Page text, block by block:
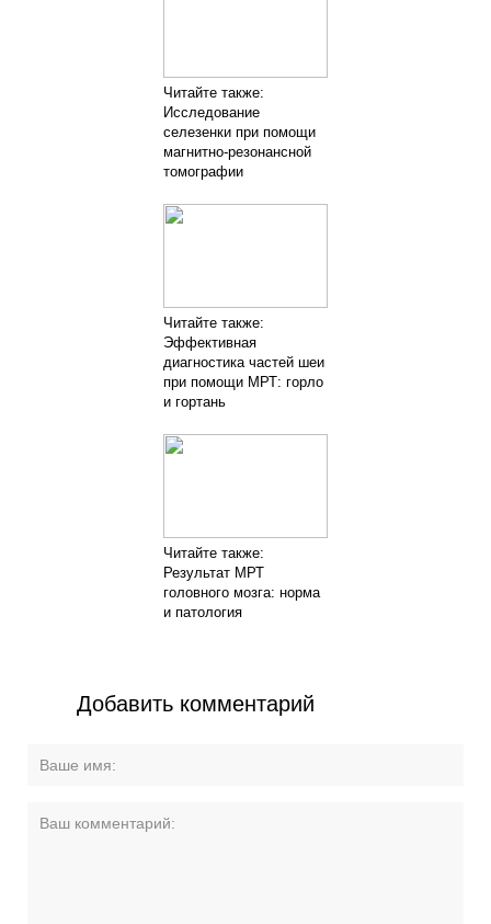
Читайте также:
Исследование
селезенки при помощи
магнитно-резонансной
томографии
Читайте также:
Эффективная
диагностика частей шеи
при помощи МРТ: горло
и гортань
Читайте также:
Результат МРТ
головного мозга: норма
и патология
Добавить комментарий